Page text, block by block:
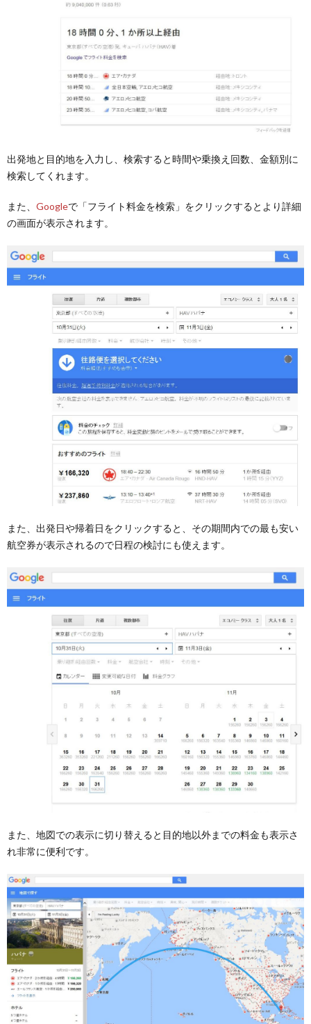
出発地と目的地を入力し、検索すると時間や乗換え回数、金額別に
検索してくれます。
また、 Googleで「フライト料金を検索」をクリックするとより詳細
の画面が表示されます。
また、出発日や帰着日をクリックすると、その期間内での最も安い
航空券が表示されるので日程の検討にも使えます。
また、地図での表示に切り替えると目的地以外までの料金も表示さ
れ非常に便利です。